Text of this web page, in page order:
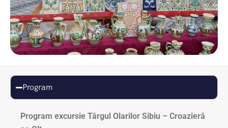
Program
Program excursie Târgul Olarilor Sibiu – Croazieră